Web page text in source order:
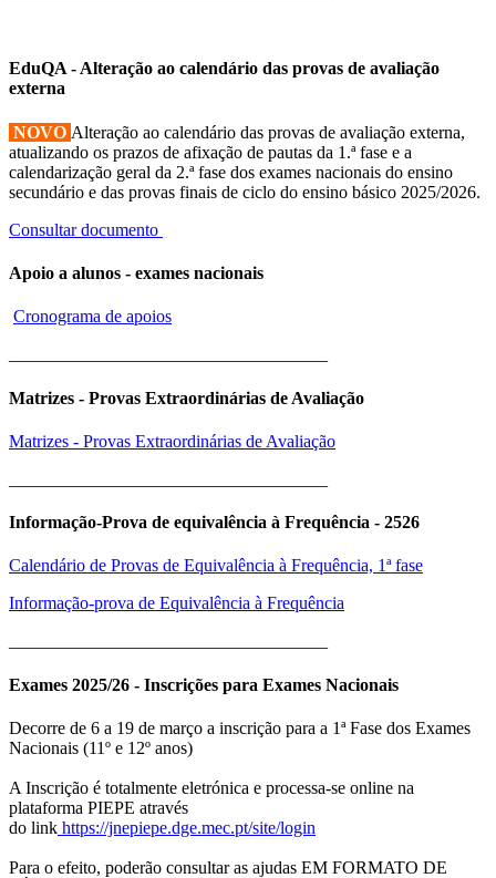
EduQA - Alteração ao calendário das provas de avaliação
externa
NOVO Alteração ao calendário das provas de avaliação externa,
atualizando os prazos de afixação de pautas da 1.ª fase e a
calendarização geral da 2.ª fase dos exames nacionais do ensino
secundário e das provas finais de ciclo do ensino básico 2025/2026.
Consultar documento
Apoio a alunos - exames nacionais
Cronograma de apoios
Matrizes - Provas Extraordinárias de Avaliação
Matrizes - Provas Extraordinárias de Avaliação
Informação-Prova de equivalência à Frequência - 2526
Calendário de Provas de Equivalência à Frequência, 1ª fase
Informação-prova de Equivalência à Frequência
Exames 2025/26 - Inscrições para Exames Nacionais
Decorre de 6 a 19 de março a inscrição para a 1ª Fase dos Exames
Nacionais (11º e 12º anos)
A Inscrição é totalmente eletrónica e processa-se online na
plataforma PIEPE através
do link https://jnepiepe.dge.mec.pt/site/login
Para o efeito, poderão consultar as ajudas EM FORMATO DE